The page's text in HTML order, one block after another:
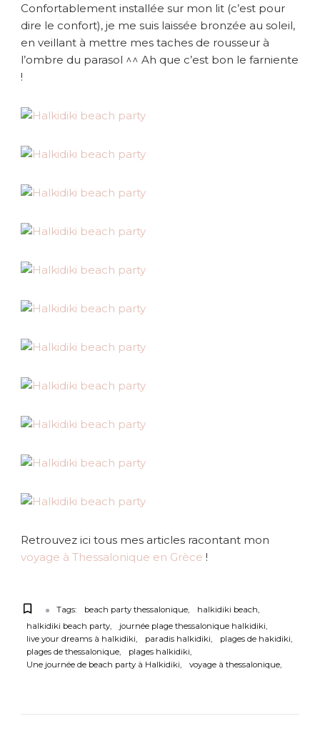
Confortablement installée sur mon lit (c’est pour
dire le confort), je me suis laissée bronzée au soleil,
en veillant à mettre mes taches de rousseur à
l’ombre du parasol ^^ Ah que c’est bon le farniente
!
Retrouvez ici tous mes articles racontant mon
voyage à Thessalonique en Grèce !
Tags: beach party thessalonique
halkidiki beach
halkidiki beach party
journée plage thessalonique halkidiki
live your dreams à halkidiki
paradis halkidiki
plages de hakidiki
plages de thessalonique
plages halkidiki
Une journée de beach party à Halkidiki
voyage à thessalonique